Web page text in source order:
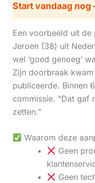
Start vandaag nog
Een voorbeeld uit de
Jeroen (38) uit
wel ‘goed genoeg’
Zijn doorbraak
publiceerde. Binnen
commissie. “Dat gaf
zetten.”
Waarom deze
Geen
Geen